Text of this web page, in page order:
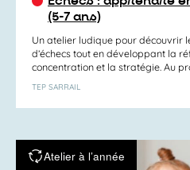
(5-7 ans)
Un atelier ludique pour découvrir
d’échecs tout en développant la
concentration et la stratégie. Au
TEP SARRAIL
Atelier à l’année